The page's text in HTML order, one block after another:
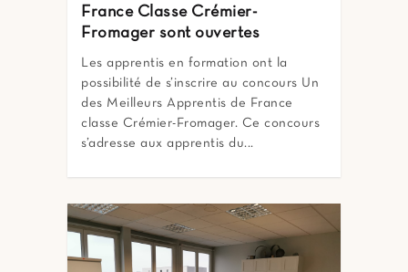
France Classe Crémier-
Fromager sont ouvertes
Les apprentis en formation ont la
possibilité de s’inscrire au concours Un
des Meilleurs Apprentis de France
classe Crémier-Fromager. Ce concours
s’adresse aux apprentis du...